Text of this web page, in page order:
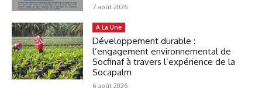
7 août 2026
A La Une
Développement durable :
l’engagement environnemental de
Socfinaf à travers l’expérience de la
Socapalm
6 août 2026